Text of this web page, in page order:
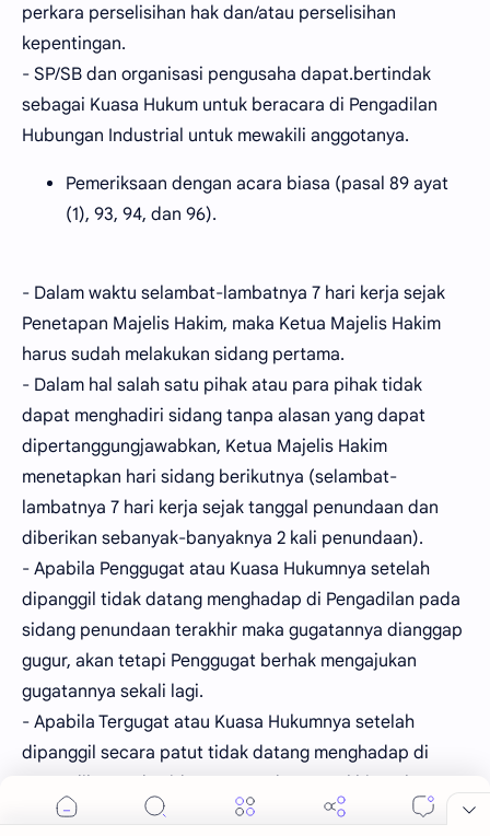
perkara perselisihan hak dan/atau perselisihan
kepentingan.
- SP/SB dan organisasi pengusaha dapat.bertindak
sebagai Kuasa Hukum untuk beracara di Pengadilan
Hubungan Industrial untuk mewakili anggotanya.
Pemeriksaan dengan acara biasa (pasal 89 ayat
(1), 93, 94, dan 96).
- Dalam waktu selambat-lambatnya 7 hari kerja sejak
Penetapan Majelis Hakim, maka Ketua Majelis Hakim
harus sudah melakukan sidang pertama.
- Dalam hal salah satu pihak atau para pihak tidak
dapat menghadiri sidang tanpa alasan yang dapat
dipertanggungjawabkan, Ketua Majelis Hakim
menetapkan hari sidang berikutnya (selambat-
lambatnya 7 hari kerja sejak tanggal penundaan dan
diberikan sebanyak-banyaknya 2 kali penundaan).
- Apabila Penggugat atau Kuasa Hukumnya setelah
dipanggil tidak datang menghadap di Pengadilan pada
sidang penundaan terakhir maka gugatannya dianggap
gugur, akan tetapi Penggugat berhak mengajukan
gugatannya sekali lagi.
- Apabila Tergugat atau Kuasa Hukumnya setelah
dipanggil secara patut tidak datang menghadap di
Pengadilan pada sidang penundaan terakhir maka
Majelis Hakim dapat memeriksa dan memutus